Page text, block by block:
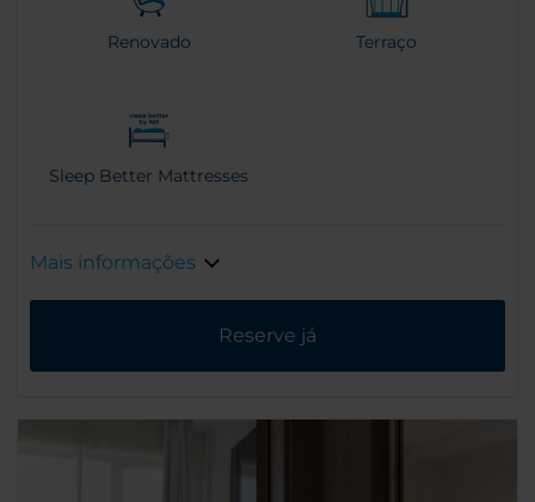
Renovado Terraço
Sleep Better Mattresses
Mais informações
Reserve já